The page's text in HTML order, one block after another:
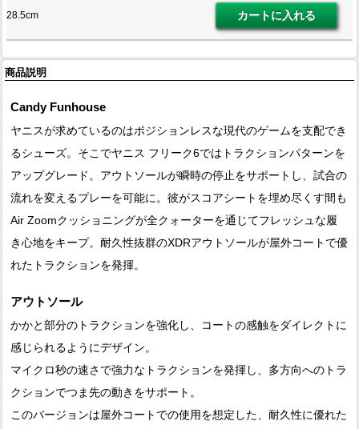
28.5cm
商品説明
Candy Funhouse
ヤニスが求めているのはポジションレスな現代のゲームを支配でき
るシューズ。そこでヤニス フリーク6ではトラクションパターンを
アップグレード。アウトソールが瞬時の停止をサポートし、試合の
流れを変えるプレーを可能に。彼がスコアシートを埋め尽くす間も
Air Zoomクッショニングが全クォーターを通じてフレッシュな履
き心地をキープ。耐久性抜群のXDRアウトソールが屋外コートで優
れたトラクションを発揮。
アウトソール
かかと部分のトラクションを強化し、コートの感触をダイレクトに
感じられるようにデザイン。
マイクロ秒の速さで強力なトラクションを発揮し、多方向へのトラ
クションでつま先の動きをサポート。
このバージョンは屋外コートでの使用を想定した、耐久性に優れた